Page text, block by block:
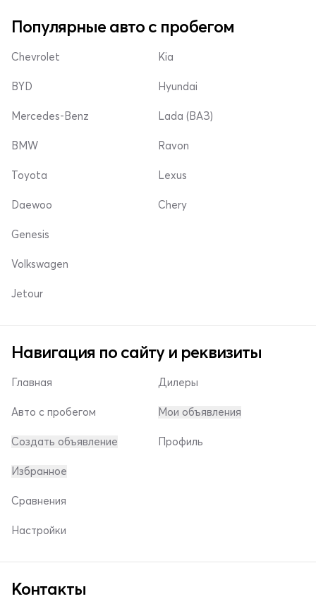
Популярные авто с пробегом
Chevrolet
BYD
Mercedes-Benz
Kia
Hyundai
Lada (ВАЗ)
BMW
Toyota
Daewoo
Ravon
Lexus
Chery
Genesis
Volkswagen
Jetour
Навигация по сайту и реквизиты
Главная
Авто с пробегом
Создать объявление
Дилеры
Мои объявления
Профиль
Избранное
Сравнения
Настройки
Контакты